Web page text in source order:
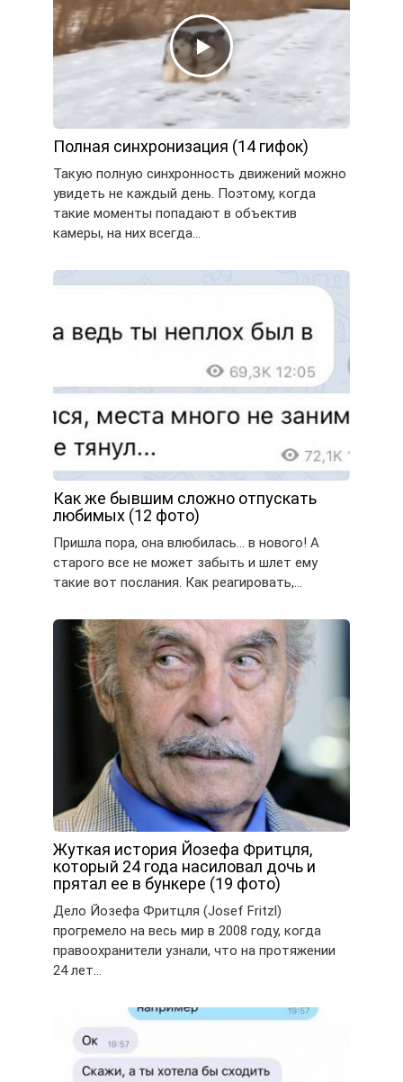
Полная синхронизация (14 гифок)
Такую полную синхронность движений можно
увидеть не каждый день. Поэтому, когда
такие моменты попадают в объектив
камеры, на них всегда…
Как же бывшим сложно отпускать
любимых (12 фото)
Пришла пора, она влюбилась… в нового! А
старого все не может забыть и шлет ему
такие вот послания. Как реагировать,…
Жуткая история Йозефа Фритцля,
который 24 года насиловал дочь и
прятал ее в бункере (19 фото)
Дело Йозефа Фритцля (Josef Fritzl)
прогремело на весь мир в 2008 году, когда
правоохранители узнали, что на протяжении
24 лет…